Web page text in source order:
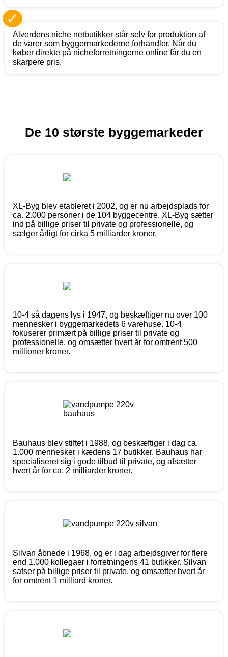
✓
Alverdens niche netbutikker står selv for produktion af
de varer som byggermarkederne forhandler. Når du
køber direkte på nicheforretningerne online får du en
skarpere pris.
De 10 største byggemarkeder
XL-Byg blev etableret i 2002, og er nu arbejdsplads for
ca. 2.000 personer i de 104 byggecentre. XL-Byg sætter
ind på billige priser til private og professionelle, og
sælger årligt for cirka 5 milliarder kroner.
10-4 så dagens lys i 1947, og beskæftiger nu over 100
mennesker i byggemarkedets 6 varehuse. 10-4
fokuserer primært på billige priser til private og
professionelle, og omsætter hvert år for omtrent 500
millioner kroner.
Bauhaus blev stiftet i 1988, og beskæftiger i dag ca.
1.000 mennesker i kædens 17 butikker. Bauhaus har
specialiseret sig i gode tilbud til private, og afsætter
hvert år for ca. 2 milliarder kroner.
Silvan åbnede i 1968, og er i dag arbejdsgiver for flere
end 1.000 kollegaer i forretningens 41 butikker. Silvan
satser på billige priser til private, og omsætter hvert år
for omtrent 1 milliard kroner.